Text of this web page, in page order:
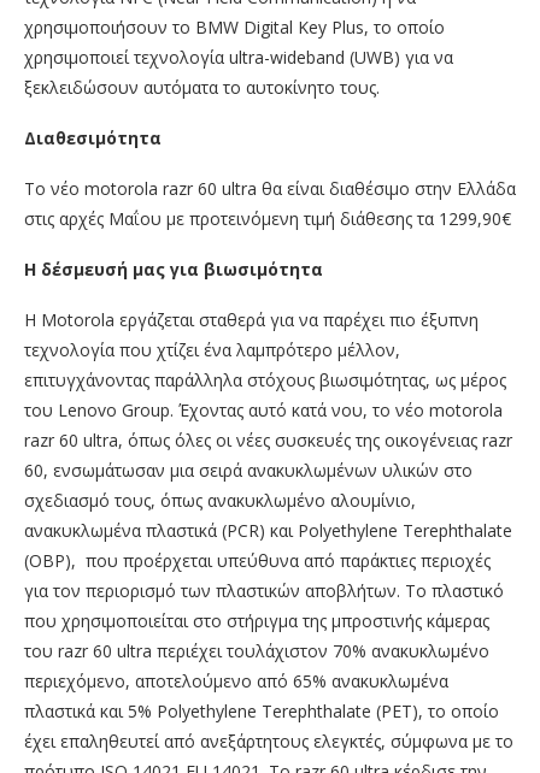
χρησιμοποιήσουν το BMW Digital Key Plus, το οποίο
χρησιμοποιεί τεχνολογία ultra-wideband (UWB) για να
ξεκλειδώσουν αυτόματα το αυτοκίνητο τους.
Διαθεσιμότητα
Το νέο motorola razr 60 ultra θα είναι διαθέσιμο στην Ελλάδα
στις αρχές Μαΐου με προτεινόμενη τιμή διάθεσης τα 1299,90€
Η δέσμευσή μας για βιωσιμότητα
Η Motorola εργάζεται σταθερά για να παρέχει πιο έξυπνη
τεχνολογία που χτίζει ένα λαμπρότερο μέλλον,
επιτυγχάνοντας παράλληλα στόχους βιωσιμότητας, ως μέρος
του Lenovo Group. Έχοντας αυτό κατά νου, το νέο motorola
razr 60 ultra, όπως όλες οι νέες συσκευές της οικογένειας razr
60, ενσωμάτωσαν μια σειρά ανακυκλωμένων υλικών στο
σχεδιασμό τους, όπως ανακυκλωμένο αλουμίνιο,
ανακυκλωμένα πλαστικά (PCR) και Polyethylene Terephthalate
(OBP), που προέρχεται υπεύθυνα από παράκτιες περιοχές
για τον περιορισμό των πλαστικών αποβλήτων. Το πλαστικό
που χρησιμοποιείται στο στήριγμα της μπροστινής κάμερας
του razr 60 ultra περιέχει τουλάχιστον 70% ανακυκλωμένο
περιεχόμενο, αποτελούμενο από 65% ανακυκλωμένα
πλαστικά και 5% Polyethylene Terephthalate (PET), το οποίο
έχει επαληθευτεί από ανεξάρτητους ελεγκτές, σύμφωνα με το